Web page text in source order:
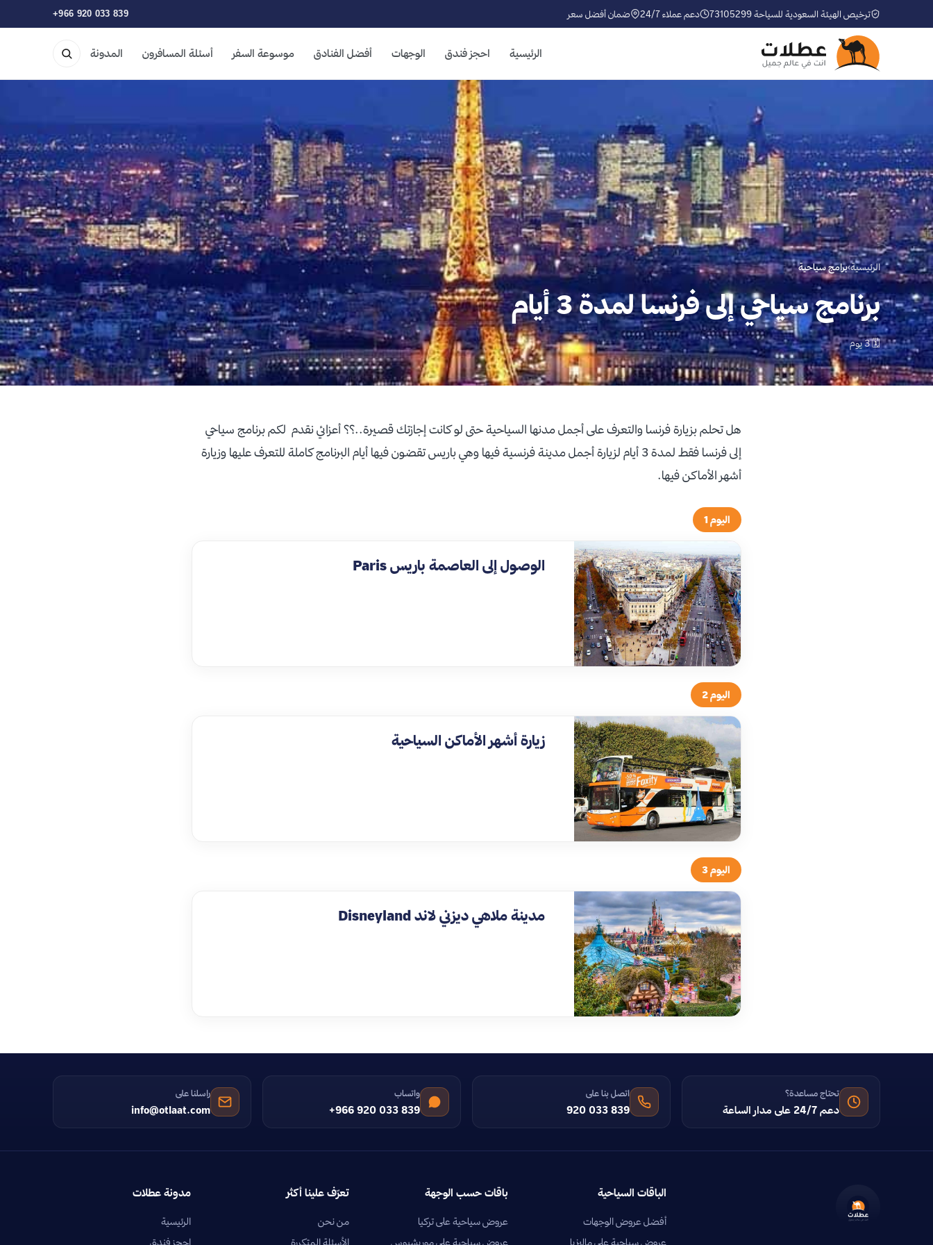
ترخيص الهيئة السعودية للسياحة 73105299 دعم عملاء 24/7 ضمان أفضل سعر +966 920 033 839
الرئيسية احجز فندق الوجهات أفضل الفنادق موسوعة السفر أسئلة المسافرون المدونة
الرئيسية›برامج سياحية
برنامج سياحي إلى فرنسا لمدة 3 أيام
🗓 3 يوم
هل تحلم بزيارة فرنسا والتعرف على أجمل مدنها السياحية حتى لو كانت إجازتك قصيرة..؟؟ أعزائي نقدم لكم برنامج سياحي
إلى فرنسا فقط لمدة 3 أيام لزيارة أجمل مدينة فرنسية فيها وهي باريس تقضون فيها أيام البرنامج كاملة للتعرف عليها وزيارة
أشهر الأماكن فيها.
اليوم 1
الوصول إلى العاصمة باريس Paris
اليوم 2
زيارة أشهر الأماكن السياحية
اليوم 3
مدينة ملاهي ديزني لاند Disneyland
تحتاج مساعدة؟
دعم 24/7 على مدار الساعة
اتصل بنا على
920 033 839
واتساب
+966 920 033 839
راسلنا على
info@otlaat.com
الباقات السياحية
أفضل عروض الوجهات
عروض سياحية على ماليزيا
باقات حسب الوجهة
عروض سياحية على تركيا
عروض سياحية على موريشيوس
تعرّف علينا أكثر
من نحن
الأسئلة المتكررة
مدونة عطلات
الرئيسية
احجز فندق